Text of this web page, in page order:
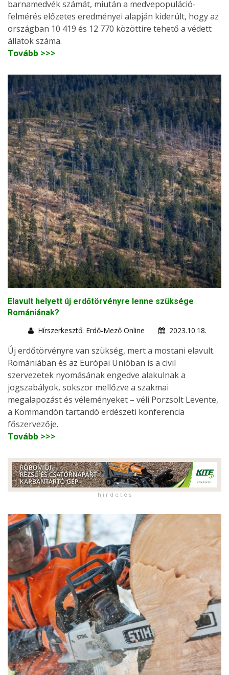
barnamedvék számát, miután a medvepopuláció-
felmérés előzetes eredményei alapján kiderült, hogy az
országban 10 419 és 12 770 közöttire tehető a védett
állatok száma.
Tovább >>>
Elavult helyett új erdőtörvényre lenne szüksége
Romániának?
Hírszerkesztő: Erdő-Mező Online
2023.10.18.
Új erdőtörvényre van szükség, mert a mostani elavult.
Romániában és az Európai Unióban is a civil
szervezetek nyomásának engedve alakulnak a
jogszabályok, sokszor mellőzve a szakmai
megalapozást és véleményeket – véli Porzsolt Levente,
a Kommandón tartandó erdészeti konferencia
főszervezője.
Tovább >>>
h i r d e t é s